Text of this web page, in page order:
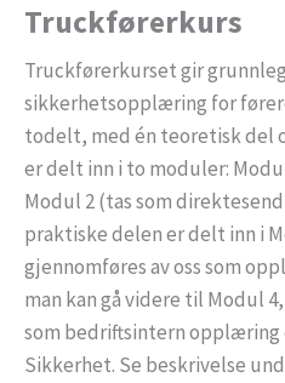
Truckførerkurs
Truckførerkurset gir
sikkerhetsopplæring for
todelt, med én teoretisk del
er delt inn i to moduler:
Modul 2 (tas som
praktiske delen er delt inn i
gjennomføres av oss som
man kan gå videre til Modul
som bedriftsintern opplæring
Sikkerhet. Se beskrivelse